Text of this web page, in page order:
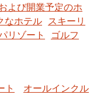
よび開業予定のホ
なホテル スキーリ
リゾート
ゴルフ
ト
オールインクル